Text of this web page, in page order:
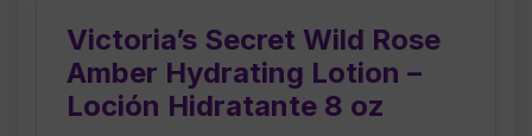
Victoria’s Secret Wild Rose
Amber Hydrating Lotion –
Loción Hidratante 8 oz